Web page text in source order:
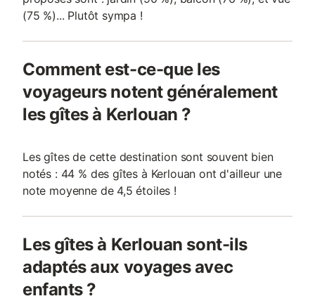
(75 %)... Plutôt sympa !
Comment est-ce-que les
voyageurs notent généralement
les gîtes à Kerlouan ?
Les gîtes de cette destination sont souvent bien
notés : 44 % des gîtes à Kerlouan ont d'ailleur une
note moyenne de 4,5 étoiles !
Les gîtes à Kerlouan sont-ils
adaptés aux voyages avec
enfants ?